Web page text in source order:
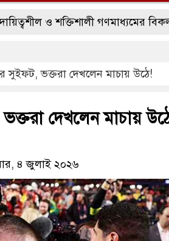
ও শক্তিশালী গণমাধ্যমের বিকল্প নেই:
সুইফট, ভক্তরা দেখলেন মাচায় উঠে!
দেখলেন মাচায়
৪ জুলাই ২০২৬